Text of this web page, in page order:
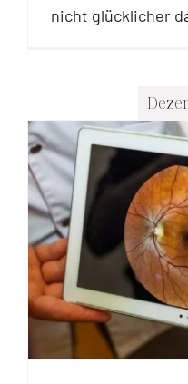
nicht glücklicher